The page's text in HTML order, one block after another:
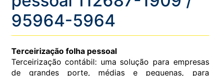
95964-5964
Terceirização folha pessoal
Terceirização contábil: uma solução para empresas
de grandes porte, médias e pequenas, para